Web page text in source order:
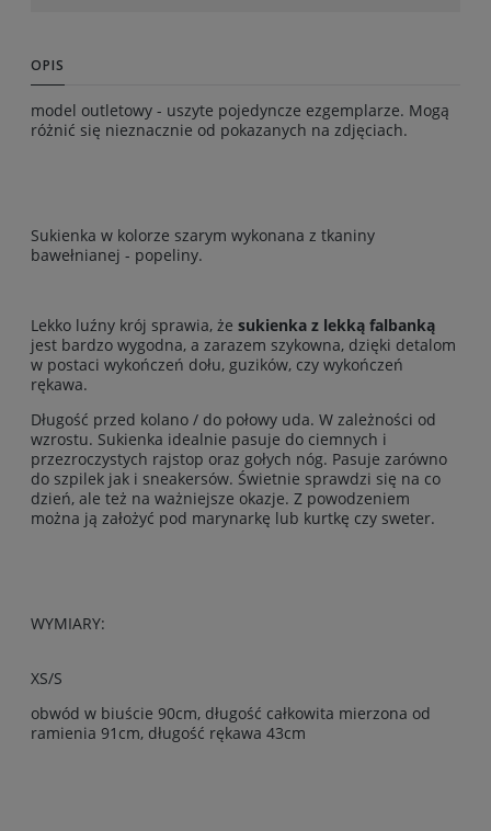
OPIS
model outletowy - uszyte pojedyncze ezgemplarze. Mogą
różnić się nieznacznie od pokazanych na zdjęciach.
Sukienka w kolorze szarym wykonana z tkaniny
bawełnianej - popeliny.
Lekko luźny krój sprawia, że sukienka z lekką falbanką
jest bardzo wygodna, a zarazem szykowna, dzięki detalom
w postaci wykończeń dołu, guzików, czy wykończeń
rękawa.
Długość przed kolano / do połowy uda. W zależności od
wzrostu. Sukienka idealnie pasuje do ciemnych i
przezroczystych rajstop oraz gołych nóg. Pasuje zarówno
do szpilek jak i sneakersów. Świetnie sprawdzi się na co
dzień, ale też na ważniejsze okazje. Z powodzeniem
można ją założyć pod marynarkę lub kurtkę czy sweter.
WYMIARY:
XS/S
obwód w biuście 90cm, długość całkowita mierzona od
ramienia 91cm, długość rękawa 43cm